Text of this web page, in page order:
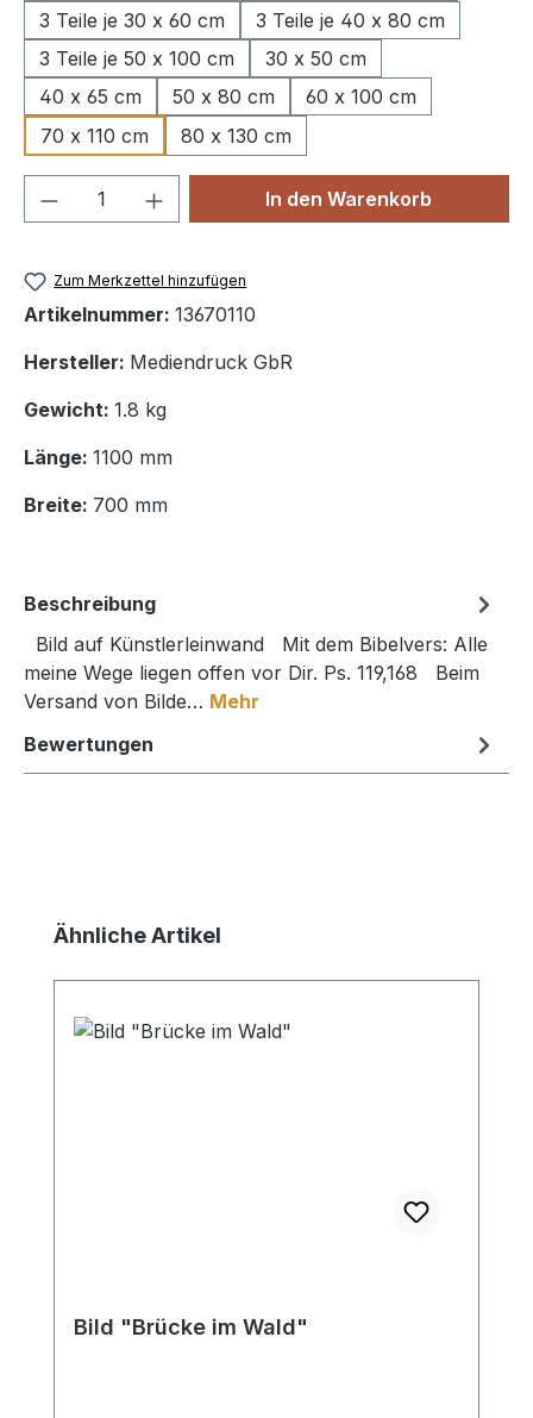
3 Teile je 30 x 60 cm
3 Teile je 40 x 80 cm
3 Teile je 50 x 100 cm
30 x 50 cm
40 x 65 cm
50 x 80 cm
60 x 100 cm
70 x 110 cm
80 x 130 cm
Produkt Anzahl: Gib denIn den Warenkorb
Zum Merkzettel hinzufügen
Artikelnummer: 13670110
Hersteller: Mediendruck GbR
Gewicht: 1.8 kg
Länge: 1100 mm
Breite: 700 mm
Beschreibung
Bild auf Künstlerleinwand Mit dem Bibelvers: Alle
meine Wege liegen offen vor Dir. Ps. 119,168 Beim
Versand von Bilde… Mehr
Bewertungen
Produktgalerie überspringen
Ähnliche Artikel
Bild "Brücke im Wald"